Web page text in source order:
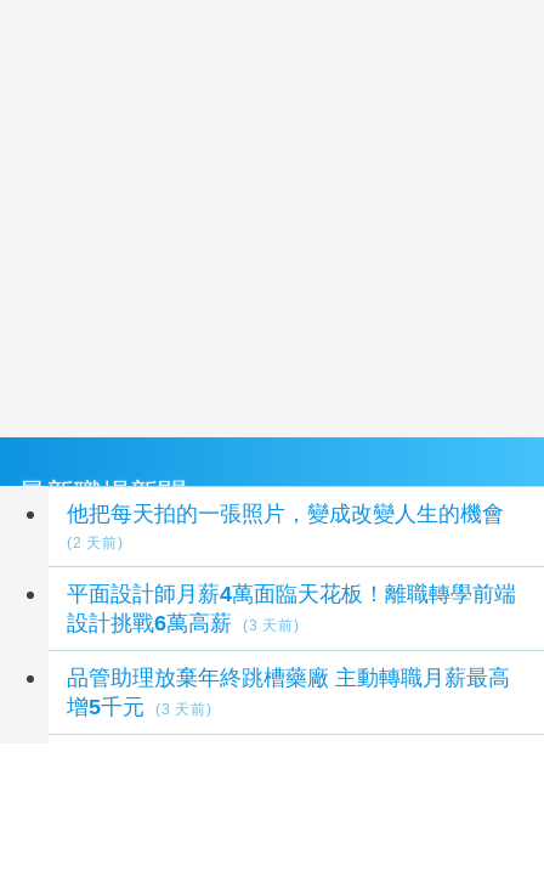
最新職場新聞
他把每天拍的一張照片，變成改變人生的機會
(2 天前)
平面設計師月薪4萬面臨天花板！離職轉學前端
設計挑戰6萬高薪
(3 天前)
品管助理放棄年終跳槽藥廠 主動轉職月薪最高
增5千元
(3 天前)